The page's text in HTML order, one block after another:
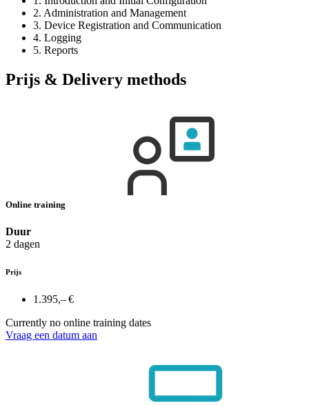
2. Administration and Management
3. Device Registration and Communication
4. Logging
5. Reports
Prijs & Delivery methods
Online training
Duur
2 dagen
Prijs
1.395,– €
Currently no online training dates
Vraag een datum aan